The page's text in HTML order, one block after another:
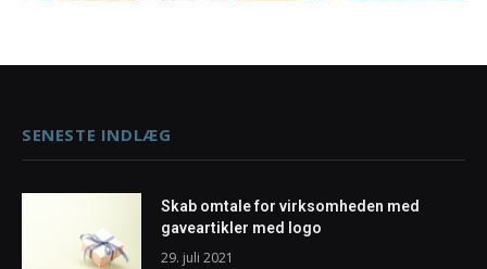
SENESTE INDLÆG
Skab omtale for virksomheden med
gaveartikler med logo
29. juli 2021